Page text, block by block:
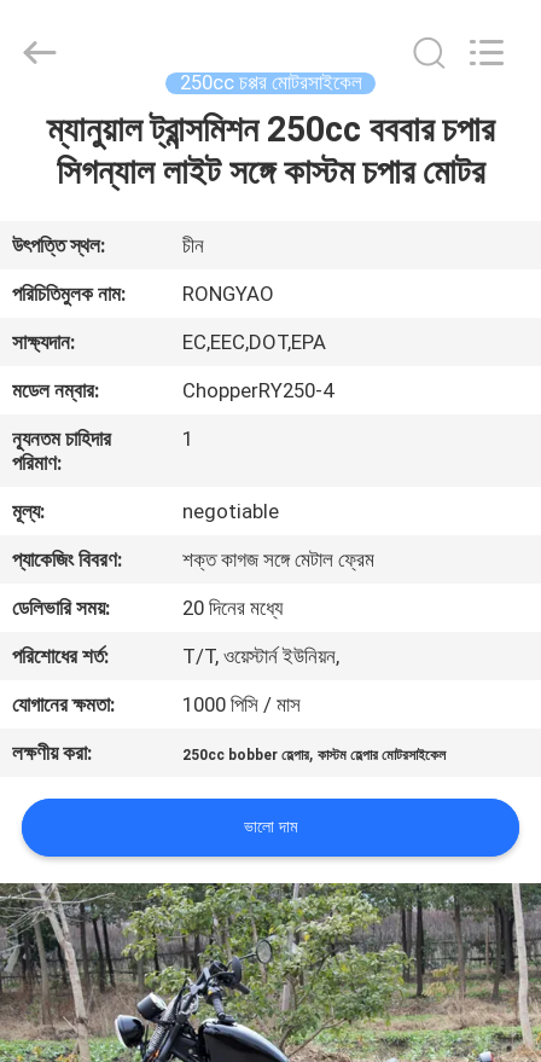
বাড়ি
আমাদের
সম্পর্কে
কারখানা
ভ্রমণ
মান
নিয়ন্ত্রণ
যোগাযোগ
করুন
উদ্ধৃতির
জন্য
আবেদন
সাইট
ম্যাপ
গোপনীয়তা
Vehicle
Co.,Ltd.
250cc চপ্পর মোটরসাইকেল
ম্যানুয়াল ট্রান্সমিশন 250cc বববার চপার
সিগন্যাল লাইট সঙ্গে কাস্টম চপার মোটর
উৎপত্তি স্থল:
চীন
পরিচিতিমুলক নাম:
RONGYAO
সাক্ষ্যদান:
EC,EEC,DOT,EPA
মডেল নম্বার:
ChopperRY250-4
ন্যূনতম চাহিদার
পরিমাণ:
1
মূল্য:
negotiable
প্যাকেজিং বিবরণ:
শক্ত কাগজ সঙ্গে মেটাল ফ্রেম
ডেলিভারি সময়:
20 দিনের মধ্যে
পরিশোধের শর্ত:
T/T, ওয়েস্টার্ন ইউনিয়ন,
যোগানের ক্ষমতা:
1000 পিসি / মাস
লক্ষণীয় করা:
250cc bobber হেল্পার,কাস্টম হেল্পার মোটরসাইকেল
ভালো দাম